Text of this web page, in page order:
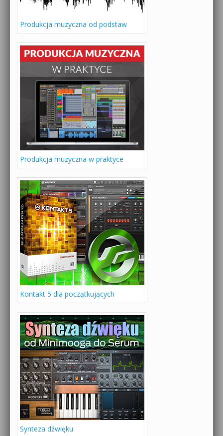
Produkcja muzyczna od podstaw
Produkcja muzyczna w praktyce
Kontakt 5 dla początkujących
Synteza dźwięku